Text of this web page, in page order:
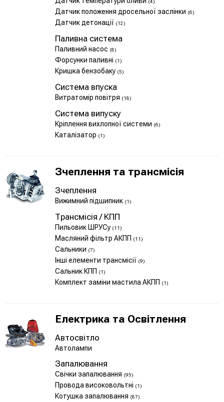
(4)
Датчик положення дросельної заслінки (6)
Датчик детонації (12)
Паливна система
Паливний насос (8)
Форсунки паливні (1)
Кришка бензобаку (5)
Система впуска
Витратомір повітря (18)
Система випуску
Кріплення вихлопної системи (6)
Каталізатор (1)
Зчеплення та трансмісія
Зчеплення
Вижимний підшипник (1)
Трансмісія / КПП
Пильовик ШРУСу (11)
Масляний фільтр АКПП (11)
Сальники (7)
Інші елементи трансмісії (9)
Сальник КПП (1)
Комплект заміни мастила АКПП (1)
Електрика та Освітлення
Автосвітло
Автолампи
Запалювання
Свічки запалювання (95)
Провода високовольтні (1)
Котушка запалювання (87)